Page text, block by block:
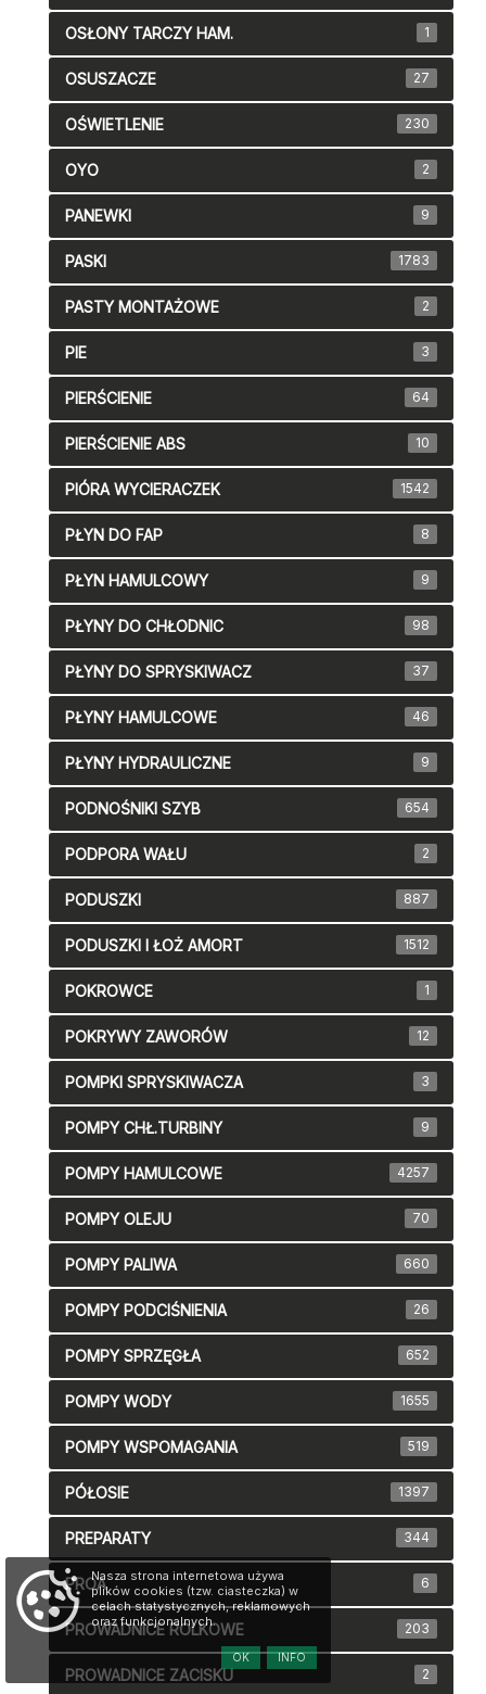
OSŁONY TARCZY HAM. 1
OSUSZACZE 27
OŚWIETLENIE 230
OYO 2
PANEWKI 9
PASKI 1783
PASTY MONTAŻOWE 2
PIE 3
PIERŚCIENIE 64
PIERŚCIENIE ABS 10
PIÓRA WYCIERACZEK 1542
PŁYN DO FAP 8
PŁYN HAMULCOWY 9
PŁYNY DO CHŁODNIC 98
PŁYNY DO SPRYSKIWACZ 37
PŁYNY HAMULCOWE 46
PŁYNY HYDRAULICZNE 9
PODNOŚNIKI SZYB 654
PODPORA WAŁU 2
PODUSZKI 887
PODUSZKI I ŁOŻ AMORT 1512
POKROWCE 1
POKRYWY ZAWORÓW 12
POMPKI SPRYSKIWACZA 3
POMPY CHŁ.TURBINY 9
POMPY HAMULCOWE 4257
POMPY OLEJU 70
POMPY PALIWA 660
POMPY PODCIŚNIENIA 26
POMPY SPRZĘGŁA 652
POMPY WODY 1655
POMPY WSPOMAGANIA 519
PÓŁOSIE 1397
PREPARATY 344
PROA 6
PROWADNICE ROLKOWE 203
PROWADNICE ZACISKU 2
Nasza strona internetowa używa
plików cookies (tzw. ciasteczka) w
celach statystycznych, reklamowych
oraz funkcjonalnych.
INFO
OK